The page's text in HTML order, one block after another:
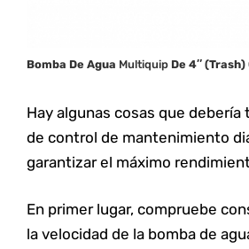
Bomba De Agua Multiquip De 4″ (Trash)
Hay algunas cosas que
de control de mantenimiento
garantizar el máximo
En primer lugar, compruebe
la velocidad de la bomba de